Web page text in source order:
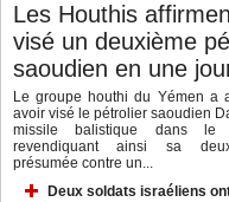
Les Houthis
visé un deuxième
saoudien en une
Le groupe houthi du Yémen a
avoir visé le pétrolier saoudien
missile balistique dans le
revendiquant ainsi sa
présumée contre un...
Deux soldats israéliens